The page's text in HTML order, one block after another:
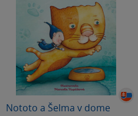
Nototo a Šelma v dome